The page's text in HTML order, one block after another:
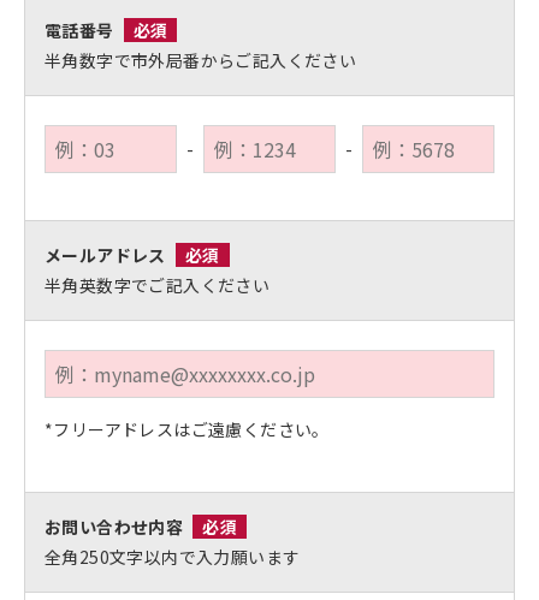
電話番号
必須
半角数字で市外局番からご記入ください
- -
メールアドレス
必須
半角英数字でご記入ください
*フリーアドレスはご遠慮ください。
お問い合わせ内容
必須
全角250文字以内で入力願います